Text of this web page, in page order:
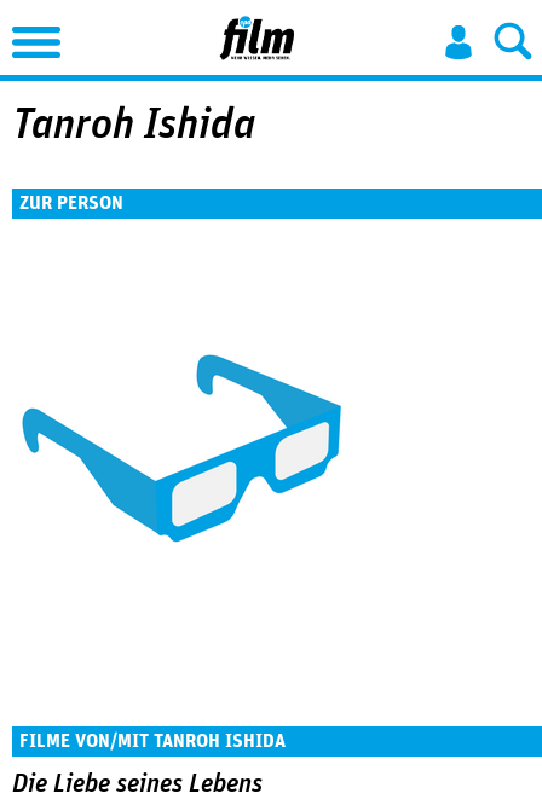
Jump to Navigation
Tanroh Ishida
ZUR PERSON
FILME VON/MIT TANROH ISHIDA
Die Liebe seines Lebens